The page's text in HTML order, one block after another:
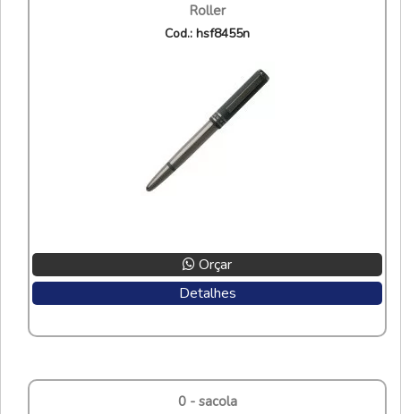
roller
cod.: hsf8455n
Orçar
Detalhes
0 - sacola